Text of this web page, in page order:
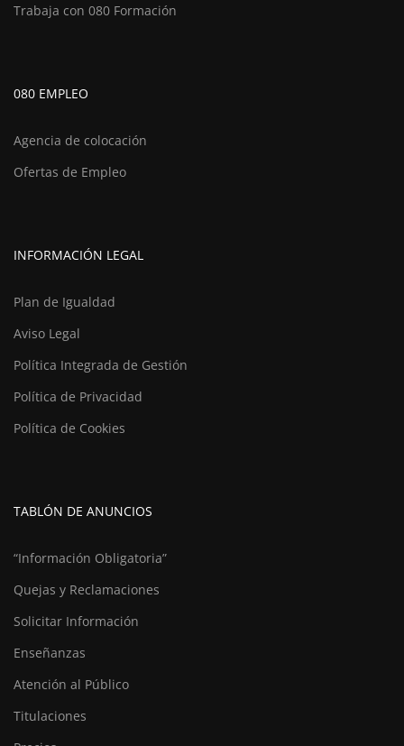
Trabaja con 080 Formación
080 EMPLEO
Agencia de colocación
Ofertas de Empleo
INFORMACIÓN LEGAL
Plan de Igualdad
Aviso Legal
Política Integrada de Gestión
Política de Privacidad
Política de Cookies
TABLÓN DE ANUNCIOS
“Información Obligatoria”
Quejas y Reclamaciones
Solicitar Información
Enseñanzas
Atención al Público
Titulaciones